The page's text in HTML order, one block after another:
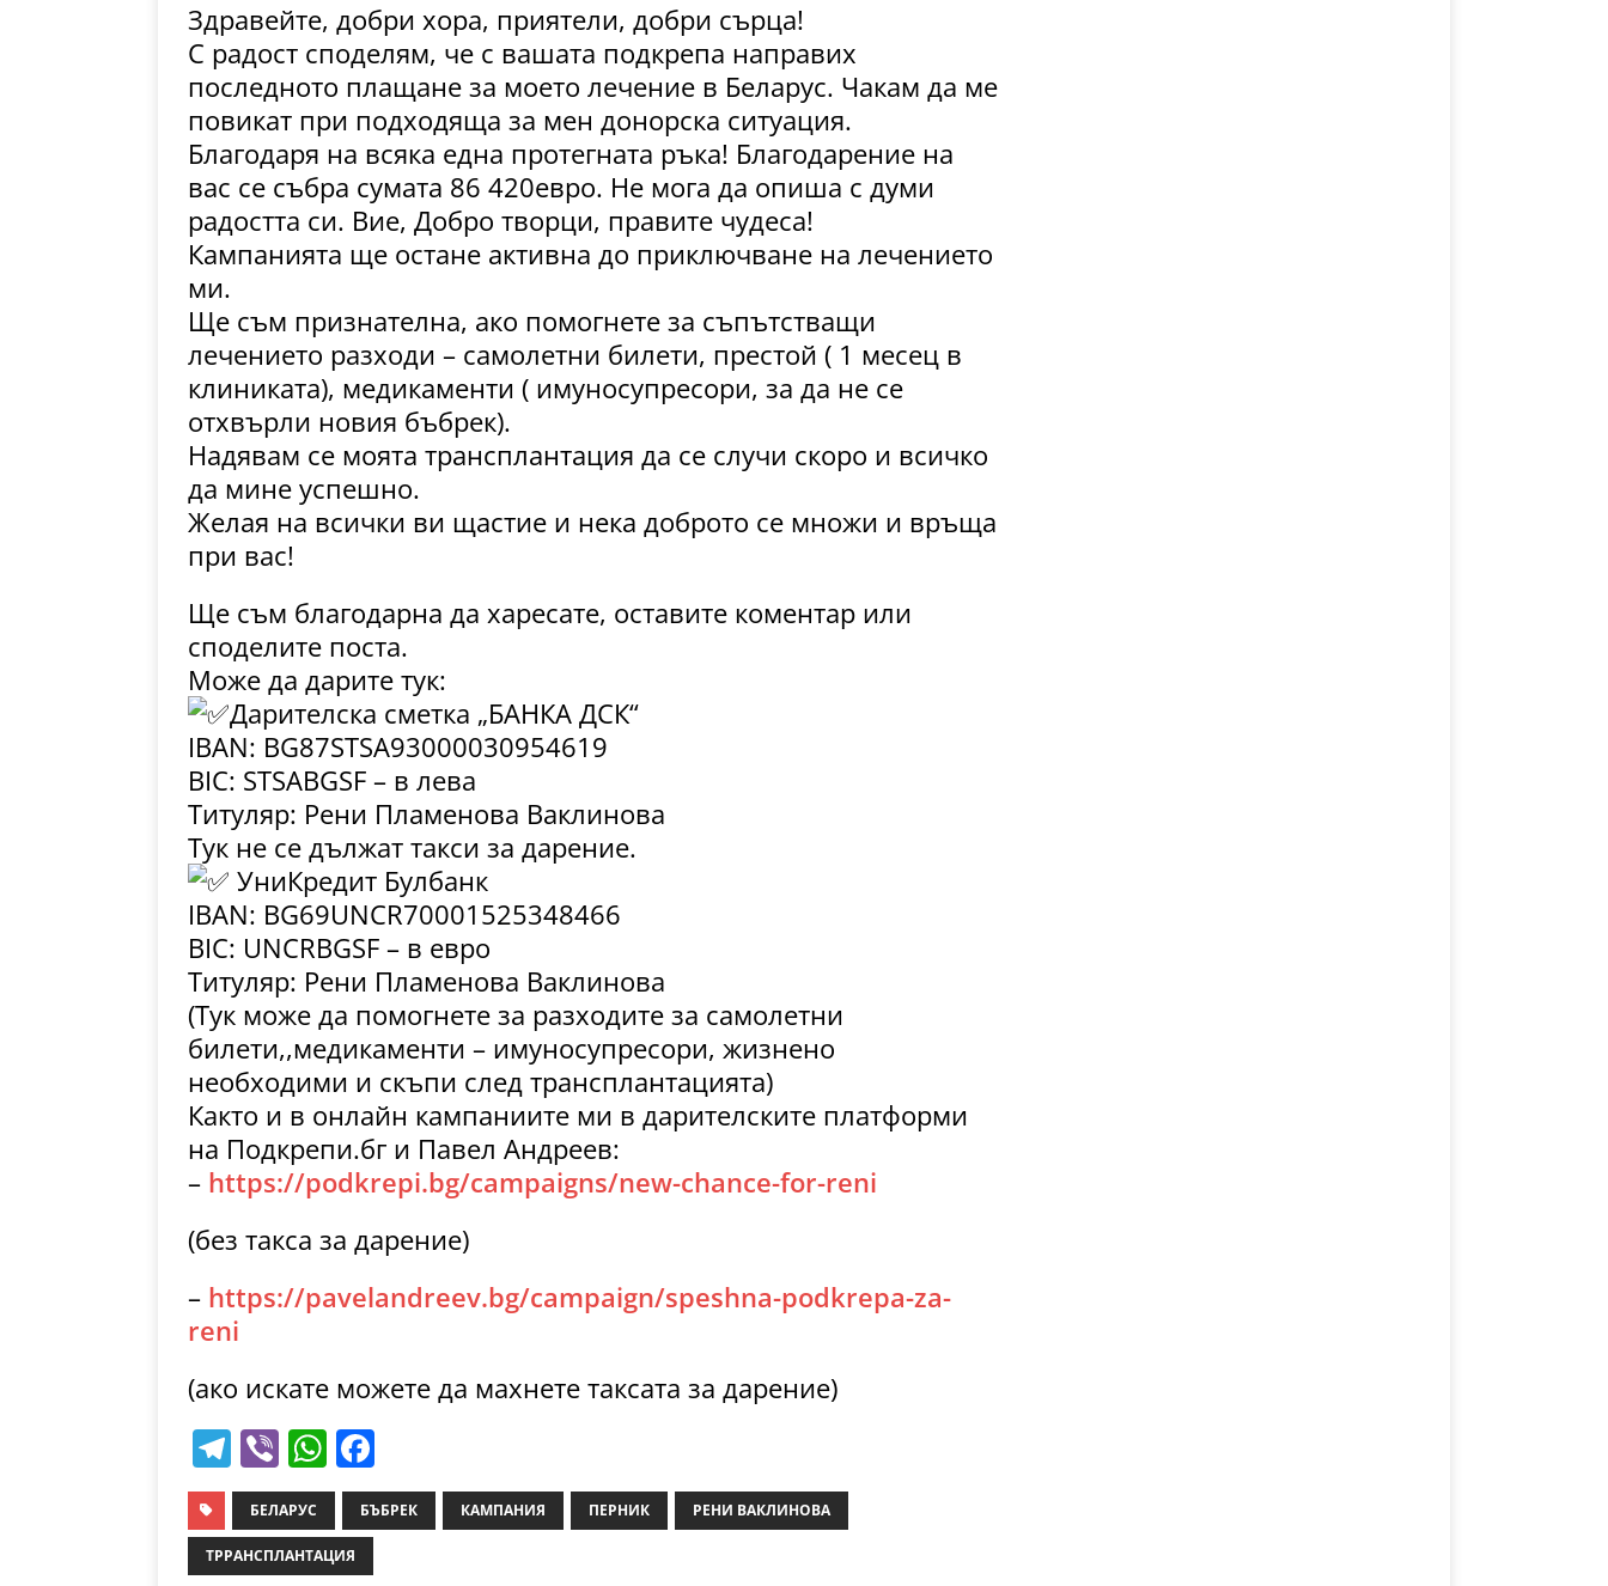
Здравейте, добри хора, приятели, добри сърца!
С радост споделям, че с вашата подкрепа направих
последното плащане за моето лечение в Беларус. Чакам да ме
повикат при подходяща за мен донорска ситуация.
Благодаря на всяка една протегната ръка! Благодарение на
вас се събра сумата 86 420евро. Не мога да опиша с думи
радостта си. Вие, Добро творци, правите чудеса!
Кампанията ще остане активна до приключване на лечението
ми.
Ще съм признателна, ако помогнете за съпътстващи
лечението разходи – самолетни билети, престой ( 1 месец в
клиниката), медикаменти ( имуносупресори, за да не се
отхвърли новия бъбрек).
Надявам се моята трансплантация да се случи скоро и всичко
да мине успешно.
Желая на всички ви щастие и нека доброто се множи и връща
при вас!
Ще съм благодарна да харесате, оставите коментар или
споделите поста.
Може да дарите тук:
Дарителска сметка „БАНКА ДСК“
IBAN: BG87STSA93000030954619
BIC: STSABGSF – в лева
Титуляр: Рени Пламенова Ваклинова
Тук не се дължат такси за дарение.
УниКредит Булбанк
IBAN: BG69UNCR70001525348466
BIC: UNCRBGSF – в евро
Титуляр: Рени Пламенова Ваклинова
(Тук може да помогнете за разходите за самолетни
билети,,медикаменти – имуносупресори, жизнено
необходими и скъпи след трансплантацията)
Както и в онлайн кампаниите ми в дарителските платформи
на Подкрепи.бг и Павел Андреев:
– https://podkrepi.bg/campaigns/new-chance-for-reni
(без такса за дарение)
– https://pavelandreev.bg/campaign/speshna-podkrepa-za-
reni
(ако искате можете да махнете таксата за дарение)
T
el
e
gr
Vi
b
er
W
h
at
s
a
c
БЕЛАРУС БЪБРЕК КАМПАНИЯ ПЕРНИК РЕНИ ВАКЛИНОВА
ТРРАНСПЛАНТАЦИЯ